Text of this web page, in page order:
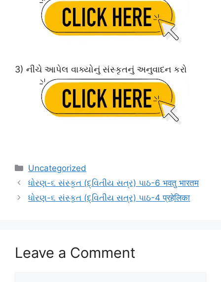
3) નીચે આપેલ વાક્યોનું સંસ્કૃતનું અનુવાદન કરો
Categories
Uncategorized
ધોરણ-૬ સંસ્કૃત (દ્વિતીય સત્ર) પાઠ-6 भवतु भारतम
ધોરણ-૬ સંસ્કૃત (દ્વિતીય સત્ર) પાઠ-4 प्रहेलिका
Leave a Comment